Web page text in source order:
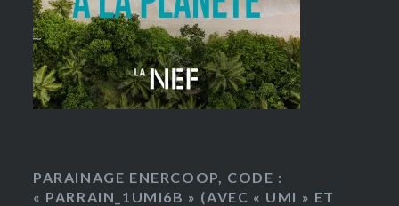
PARAINAGE ENERCOOP, CODE :
« PARRAIN_1UMI6B » (AVEC « UMI » ET